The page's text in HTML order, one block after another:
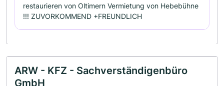
restaurieren von Oltimern Vermietung von Hebebühne
!!! ZUVORKOMMEND +FREUNDLICH
ARW - KFZ - Sachverständigenbüro
GmbH